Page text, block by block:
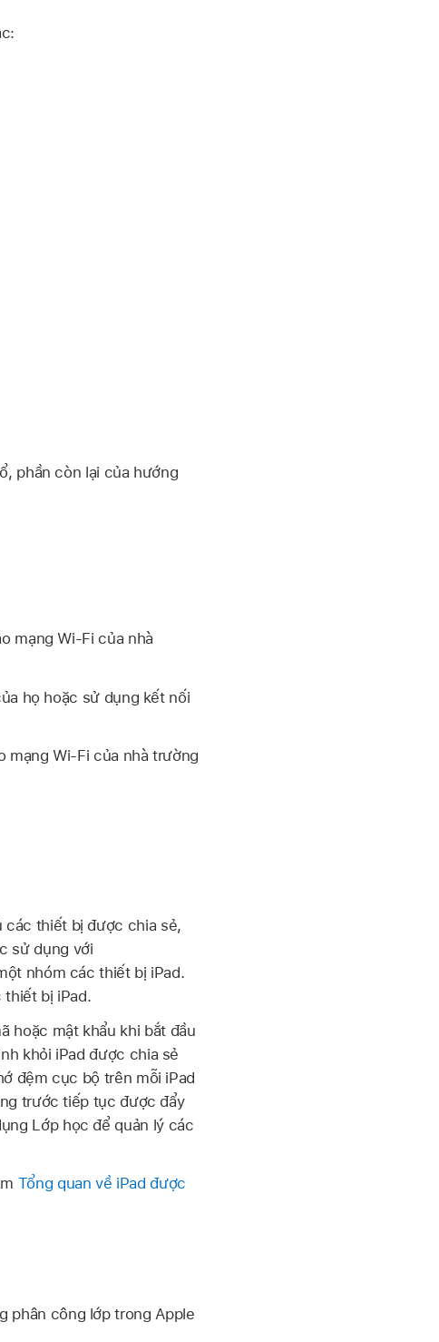
phần còn lại của hướng
mạngWi-Fi của nhà
họ hoặc sử dụng kết nối
mạngWi-Fi của nhà trường
các thiết bị được chia sẻ,
sử dụng với
nhóm các thiết bị iPad.
bị iPad.
hoặc mật khẩu khi bắt đầu
khỏi iPad được chia sẻ
đệm cục bộ trên mỗi iPad
trước tiếp tục được đẩy
Lớp học để quản lý các
Tổng quan về iPad được
phân công lớp trong Apple